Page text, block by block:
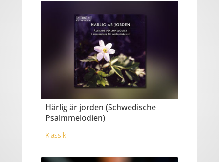
Härlig är jorden (Schwedische
Psalmmelodien)
Klassik